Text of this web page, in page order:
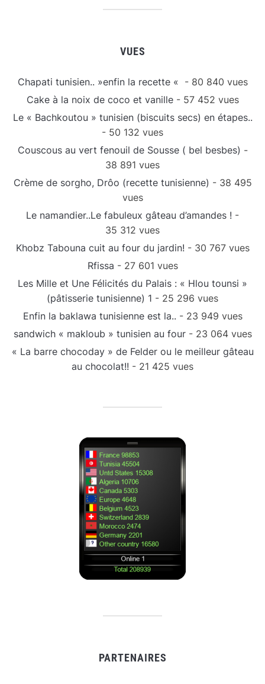
VUES
Chapati tunisien.. »enfin la recette « - 80 840 vues
Cake à la noix de coco et vanille- 57 452 vues
Le « Bachkoutou » tunisien (biscuits secs) en étapes..
- 50 132 vues
Couscous au vert fenouil de Sousse ( bel besbes) -
38 891 vues
Crème de sorgho, Drôo (recette tunisienne) - 38 495
vues
Le namandier..Le fabuleux gâteau d’amandes ! -
35 312 vues
Khobz Tabouna cuit au four du jardin! - 30 767 vues
Rfissa - 27 601 vues
Les Mille et Une Félicités du Palais : « Hlou tounsi »
(pâtisserie tunisienne) 1 - 25 296 vues
Enfin la baklawa tunisienne est la.. - 23 949 vues
sandwich « makloub » tunisien au four- 23 064 vues
« La barre chocoday » de Felder ou le meilleur gâteau
au chocolat!! - 21 425 vues
PARTENAIRES